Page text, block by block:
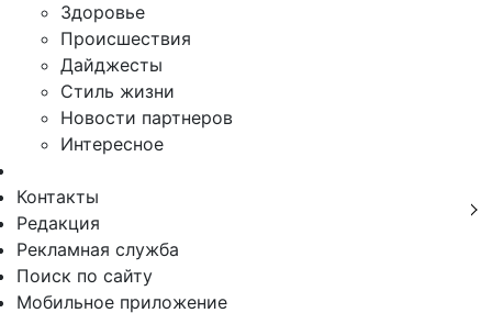
Здоровье
Происшествия
Дайджесты
Стиль жизни
Новости партнеров
Интересное
Контакты
Редакция
Рекламная служба
Поиск по сайту
Мобильное приложение